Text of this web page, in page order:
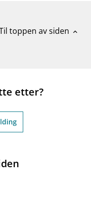
toppen av siden expand_less
etter?